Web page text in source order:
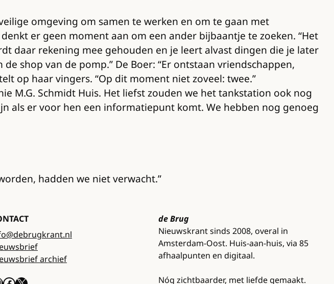
omgeving om samen te werken en om te gaan met
er geen moment aan om een ander bijbaantje te zoeken. “Het
daar rekening mee gehouden en je leert alvast dingen die je later
shop van de pomp.” De Boer: “Er ontstaan vriendschappen,
op haar vingers. “Op dit moment niet zoveel: twee.”
M.G. Schmidt Huis. Het liefst zouden we het tankstation ook nog
als er voor hen een informatiepunt komt. We hebben nog genoeg
hadden we niet verwacht.”
archief
de Brug
Nieuwskrant sinds 2008, overal in
Amsterdam-Oost. Huis-aan-huis, via 85
afhaalpunten en digitaal.
Nóg zichtbaarder, met liefde gemaakt.